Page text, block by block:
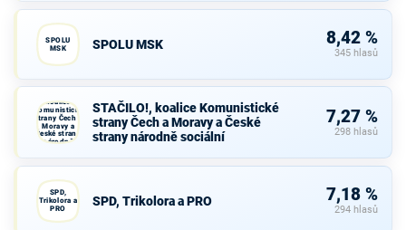
SPOLU
MSK
SPOLU MSK 8,42 %
345 hlasů
koalice
Komunistické
strany Čech a
Moravy a
České strany
národně
STAČILO!, koalice Komunistické
strany Čech a Moravy a České
strany národně sociální
7,27 %
298 hlasů
SPD,
Trikolora a
PRO
SPD, Trikolora a PRO 7,18 %
294 hlasů